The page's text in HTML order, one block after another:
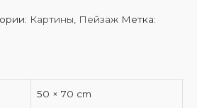
Картины Пейзаж Метка:
50 × 70 cm